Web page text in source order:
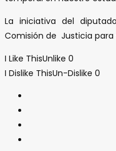
La iniciativa del
Comisión de Justicia para
I Like ThisUnlike 0
I Dislike ThisUn-Dislike 0